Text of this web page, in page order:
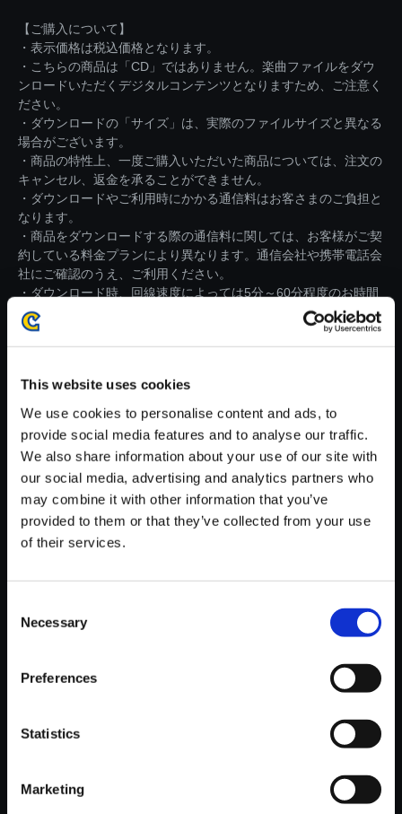
This website uses cookies
We use cookies to personalise content and ads, to
provide social media features and to analyse our traffic.
We also share information about your use of our site with
our social media, advertising and analytics partners who
may combine it with other information that you’ve
provided to them or that they’ve collected from your use
of their services.
Selection
Necessary
Preferences
Statistics
Marketing
【ご購入について】
・表示価格は税込価格となります。
・こちらの商品は「CD」ではありません。楽曲ファイルをダウ
ンロードいただくデジタルコンテンツとなりますため、ご注意く
ださい。
・ダウンロードの「サイズ」は、実際のファイルサイズと異なる
場合がございます。
・商品の特性上、一度ご購入いただいた商品については、注文の
キャンセル、返金を承ることができません。
・ダウンロードやご利用時にかかる通信料はお客さまのご負担と
なります。
・商品をダウンロードする際の通信料に関しては、お客様がご契
約している料金プランにより異なります。通信会社や携帯電話会
社にご確認のうえ、ご利用ください。
・ダウンロード時、回線速度によっては5分～60分程度のお時間
がかかる場合がございます。
※ご購入いただいたファイルのダウンロードの際には、通信環境
が安定しているWifi環境でお試しください。
【単曲】モンスターハンター エ
クスプロア オリジナル・サウン
ドトラック 困惑の中で…
おすすめ商品